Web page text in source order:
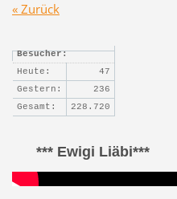
« Zurück
Besucher:
Heute:
47
Gestern:
236
Gesamt:
228.720
*** Ewigi Liäbi***